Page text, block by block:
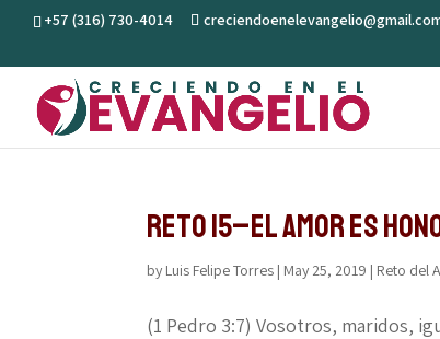
+57 (316) 730-4014
Reto 15–El amor es
by Luis Felipe Torres | May 25, 2019 | Reto del
(1 Pedro 3:7) Vosotros, maridos,